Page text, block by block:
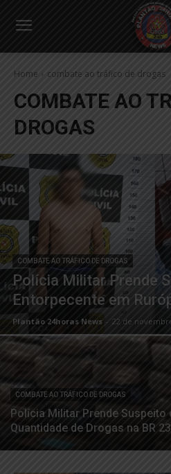
Home combate ao tráfico de drogas
COMBATE AO
DROGAS
COMBATE AO TRÁFICO DE DROGAS
Polícia Militar Prende
Entorpecente em
Plantão 24horas News - 22 de
COMBATE AO TRÁFICO DE DROGAS
Polícia Militar Prende Suspeito
Quantidade de Drogas na BR